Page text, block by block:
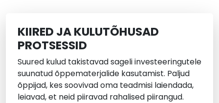
KIIRED JA KULUTÕHUSAD
PROTSESSID
Suured kulud takistavad sageli investeeringutele
suunatud õppematerjalide kasutamist. Paljud
õppijad, kes soovivad oma teadmisi laiendada,
leiavad, et neid piiravad rahalised piirangud.